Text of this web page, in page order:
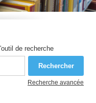
de recherche
Recherche avancée